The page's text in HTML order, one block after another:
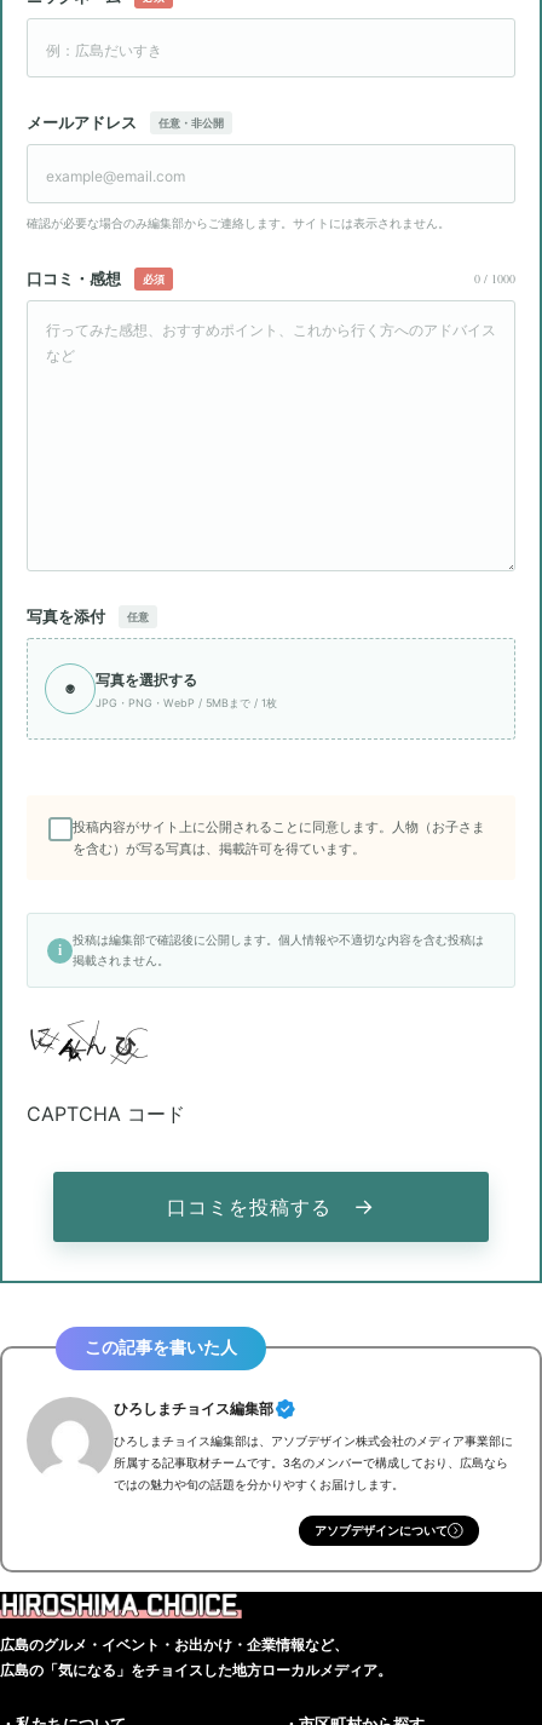
メールアドレス 任意・非公開
確認が必要な場合のみ編集部からご連絡します。サイトには表示されません。
口コミ・感想 必須 0 / 1000
写真を添付 任意
◉ 写真を選択する
JPG・PNG・WebP / 5MBまで / 1枚
投稿内容がサイト上に公開されることに同意します。人物（お子さま
を含む）が写る写真は、掲載許可を得ています。
i
投稿は編集部で確認後に公開します。個人情報や不適切な内容を含む投稿は
掲載されません。
CAPTCHA コード
口コミを投稿する →
この記事を書いた人
ひろしまチョイス編集部
ひろしまチョイス編集部は、アソブデザイン株式会社のメディア事業部に
所属する記事取材チームです。3名のメンバーで構成しており、広島なら
ではの魅力や旬の話題を分かりやすくお届けします。
アソブデザインについて
広島のグルメ・イベント・お出かけ・企業情報など、
広島の「気になる」をチョイスした地方ローカルメディア。